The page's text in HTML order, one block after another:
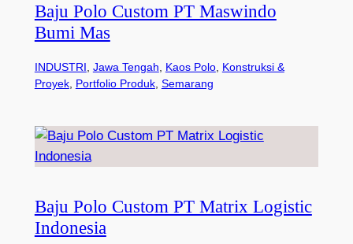
Baju Polo Custom PT Maswindo
Bumi Mas
INDUSTRI Jawa Tengah Kaos Polo, Konstruksi &
Proyek, Portfolio Produk, Semarang
Baju Polo Custom PT Matrix Logistic
Indonesia